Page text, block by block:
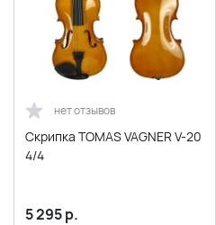
нет отзывов
Скрипка TOMAS VAGNER V-20
4/4
5 295р.